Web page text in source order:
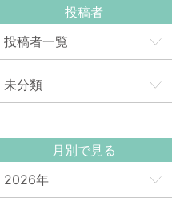
投稿者
投稿者一覧
未分類
月別で見る
2026年